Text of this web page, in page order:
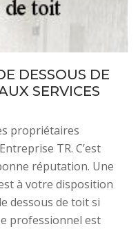
DESSOUS DE
SERVICES
propriétaires
TR. C’est
réputation. Une
à votre disposition
dessous de toit si
professionnel est